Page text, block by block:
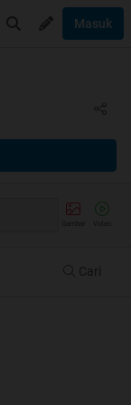
Masuk
Cari